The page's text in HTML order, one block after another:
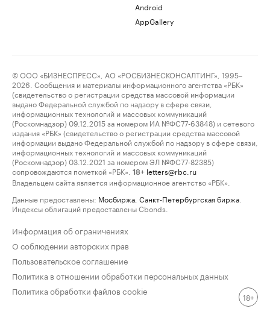
Android
AppGallery
© ООО «БИЗНЕСПРЕСС», АО «РОСБИЗНЕСКОНСАЛТИНГ», 1995–
2026. Сообщения и материалы информационного агентства «РБК»
(свидетельство о регистрации средства массовой информации
выдано Федеральной службой по надзору в сфере связи,
информационных технологий и массовых коммуникаций
(Роскомнадзор) 09.12.2015 за номером ИА №ФС77-63848) и сетевого
издания «РБК» (свидетельство о регистрации средства массовой
информации выдано Федеральной службой по надзору в сфере связи,
информационных технологий и массовых коммуникаций
(Роскомнадзор) 03.12.2021 за номером ЭЛ №ФС77-82385)
сопровождаются пометкой «РБК».
18+ letters@rbc.ru
Владельцем сайта является информационное агентство «РБК».
Данные предоставлены: Мосбиржа Санкт-Петербургская биржа
Индексы облигаций предоставлены Cbonds.
Информация об ограничениях
О соблюдении авторских прав
Пользовательское соглашение
Политика в отношении обработки персональных данных
Политика обработки файлов cookie
18+